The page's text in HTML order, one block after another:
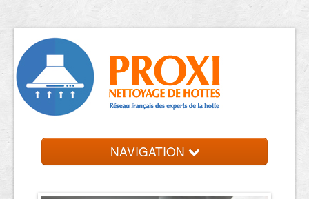
NAVIGATION